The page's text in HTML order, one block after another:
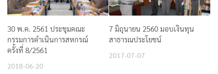
30 พ.ค. 2561 ประชุมคณะ
กรรมการดำเนินการสหกรณ์
ครั้งที่ 8/2561
2018-06-20
7 มิถุนายน 2560 มอบเงินทุน
สาธารณประโยชน์
2017-07-07